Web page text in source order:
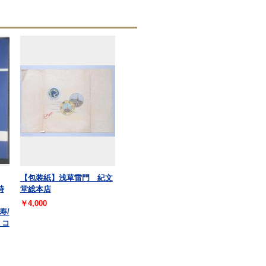
/
【包装紙】浅草雷門 紀文
堂総本店
￥4,000